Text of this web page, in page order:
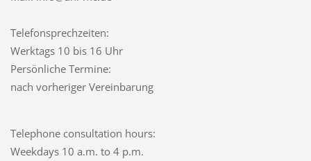
Telefonsprechzeiten:
Werktags 10 bis 16 Uhr
Persönliche Termine:
nach vorheriger Vereinbarung
Telephone consultation hours:
Weekdays 10 a.m. to 4 p.m.